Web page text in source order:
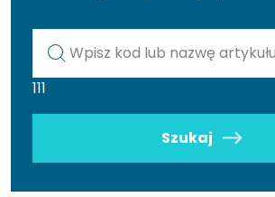
111
Szukaj